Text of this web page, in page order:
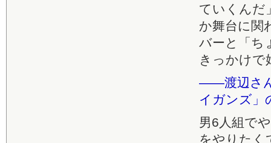
ていくんだ
か舞台に関
バーと「ち
きっかけで
――渡辺さ
イガンズ」
男6人組で
をやりたく